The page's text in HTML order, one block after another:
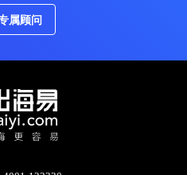
属顾问